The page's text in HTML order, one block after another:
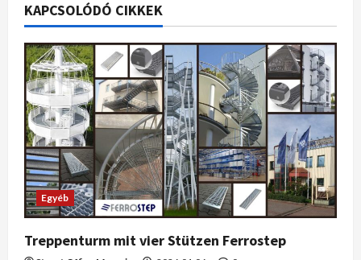
KAPCSOLÓDÓ CIKKEK
Egyéb
Treppenturm mit vier Stützen Ferrostep